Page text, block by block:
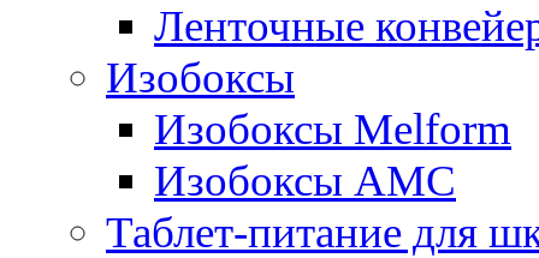
Ленточные
Изобоксы
Изобоксы Melform
Изобоксы AMC
Таблет-питание для